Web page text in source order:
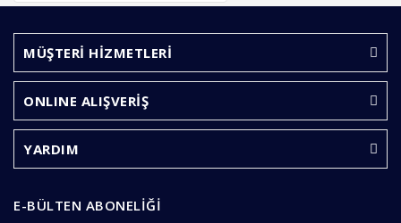
Ürün açıklamasında eksik bilgiler bulunuyor.
Bu ürüne benzer farklı alternatifler olmalı.
MÜŞTERİ HİZMETLERİ
ONLINE ALIŞVERİŞ
YARDIM
E-BÜLTEN ABONELİĞİ